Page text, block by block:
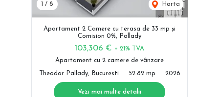
1 / 8 Harta
Apartament 2 Camere cu terasa de 33 mp și
Comision 0%, Pallady
103,306 € + 21% TVA
Apartament cu 2 camere de vânzare
Theodor Pallady, Bucuresti 52.82 mp 2026
Vezi mai multe detalii